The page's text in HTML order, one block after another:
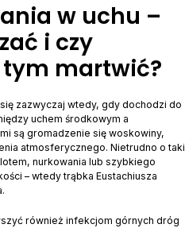
w uchu –
i czy
martwić?
zazwyczaj wtedy, gdy dochodzi do
uchem środkowym a
są gromadzenie się woskowiny,
atmosferycznego. Nietrudno o taki
nurkowania lub szybkiego
– wtedy trąbka Eustachiusza
również infekcjom górnych dróg